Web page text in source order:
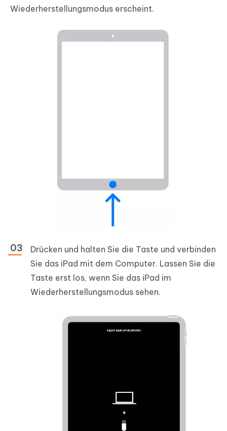
Wiederherstellungsmodus erscheint.
Drücken und halten Sie die Taste und verbinden
Sie das iPad mit dem Computer. Lassen Sie die
Taste erst los, wenn Sie das iPad im
Wiederherstellungsmodus sehen.